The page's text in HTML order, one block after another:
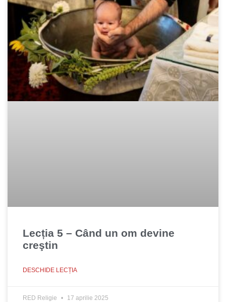
Lecția 5 – Când un om devine
creştin
DESCHIDE LECȚIA
RED Religie 17 aprilie 2025